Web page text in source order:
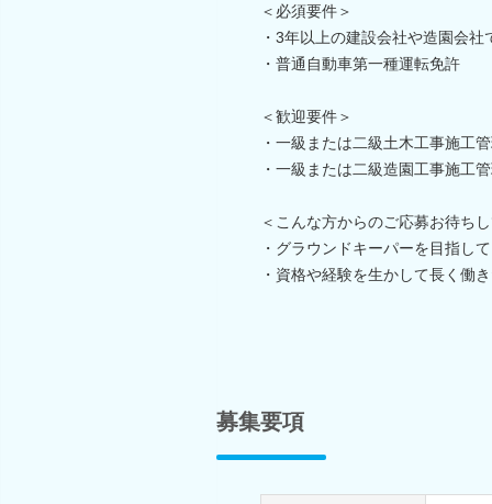
＜必須要件＞
・3年以上の建設会社や造園会
・普通自動車第一種運転免許
＜歓迎要件＞
・一級または二級土木工事施工
・一級または二級造園工事施工
＜こんな方からのご応募お待ち
・グラウンドキーパーを目指し
・資格や経験を生かして長く働
募集要項